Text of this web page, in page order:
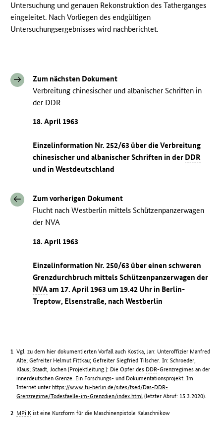
Untersuchung und genauen Rekonstruktion des Tatherganges
eingeleitet. Nach Vorliegen des endgültigen
Untersuchungsergebnisses wird nachberichtet.
Zum nächsten Dokument
Verbreitung chinesischer und albanischer Schriften in
der DDR
18. April 1963
Einzelinformation Nr. 252/63 über die Verbreitung
chinesischer und albanischer Schriften in der DDR
und in Westdeutschland
Zum vorherigen Dokument
Flucht nach Westberlin mittels Schützenpanzerwagen
der NVA
18. April 1963
Einzelinformation Nr. 250/63 über einen schweren
Grenzdurchbruch mittels Schützenpanzerwagen der
NVAam 17. April 1963 um 19.42 Uhr in Berlin-
Treptow, Elsenstraße, nach Westberlin
Vgl. zu dem hier dokumentierten Vorfall auch Kostka, Jan: Unteroffizier Manfred
Alte; Gefreiter Helmut Fittkau; Gefreiter Siegfried Tilscher. In: Schroeder,
Klaus; Staadt, Jochen (Projektleitung.): Die Opfer des DDR-Grenzregimes an der
innerdeutschen Grenze. Ein Forschungs- und Dokumentationsprojekt. Im
Internet unterhttps://www.fu-berlin.de/sites/fsed/Das-DDR-
Grenzregime/Todesfaelle-im-Grenzdien/index.html (letzter Abruf: 15.3.2020).
MPi K ist eine Kurzform für die Maschinenpistole Kalaschnikow